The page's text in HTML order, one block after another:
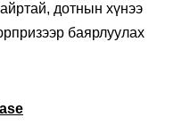
дотнын хүнээ
баярлуулах